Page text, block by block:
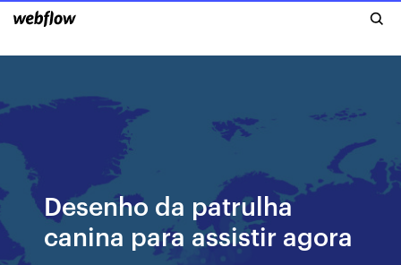
Desenho da patrulha
canina para assistir agora